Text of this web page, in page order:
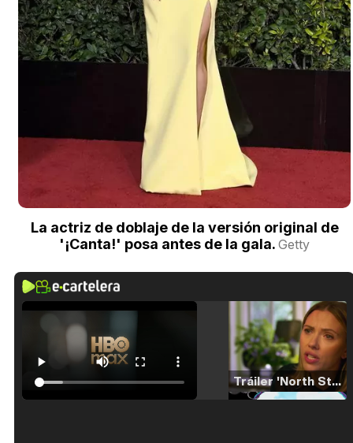
La actriz de doblaje de la versión original de
'¡Canta!' posa antes de la gala. Getty
Tráiler 'North Star' (2023)